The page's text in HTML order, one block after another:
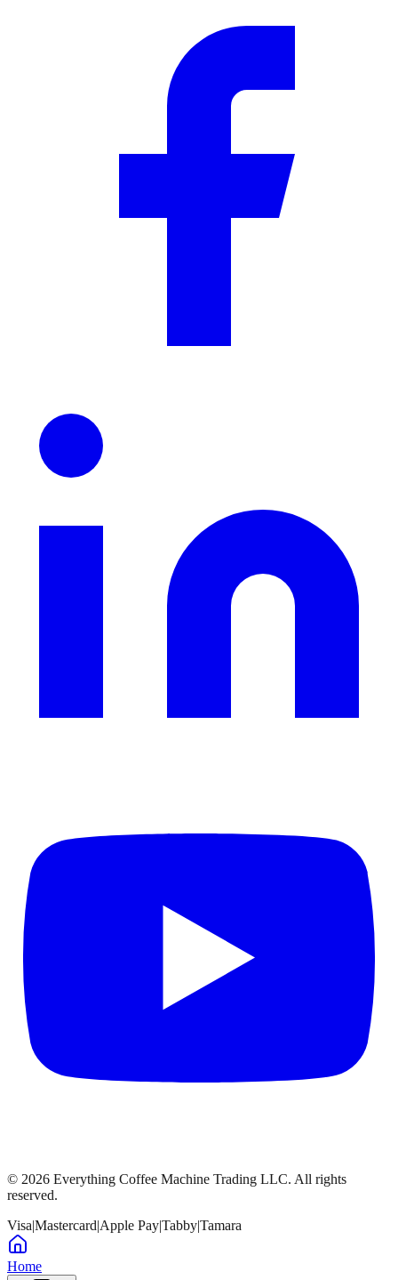
© 2026 Everything Coffee Machine Trading LLC. All rights
reserved.
Visa|Mastercard|Apple Pay|Tabby|Tamara
Home